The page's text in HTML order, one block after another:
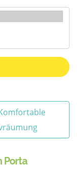
Porta